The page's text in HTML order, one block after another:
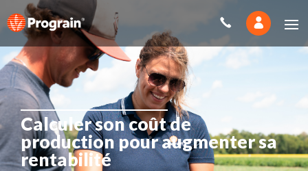
Calculer son coût de
production pour augmenter sa
rentabilité